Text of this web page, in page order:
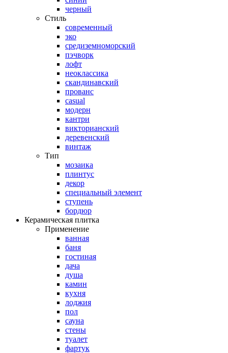
черный
Стиль
современный
эко
средиземноморский
пэчворк
лофт
неоклассика
скандинавский
прованс
casual
модерн
кантри
викторианский
деревенский
винтаж
Тип
мозаика
плинтус
декор
специальный элемент
ступень
бордюр
Керамическая плитка
Применение
ванная
баня
гостиная
дача
душа
камин
кухня
лоджия
пол
сауна
стены
туалет
фартук